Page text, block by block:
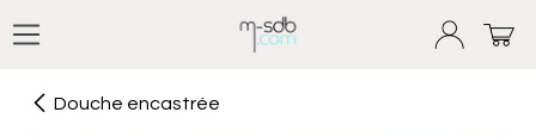
Douche encastrée